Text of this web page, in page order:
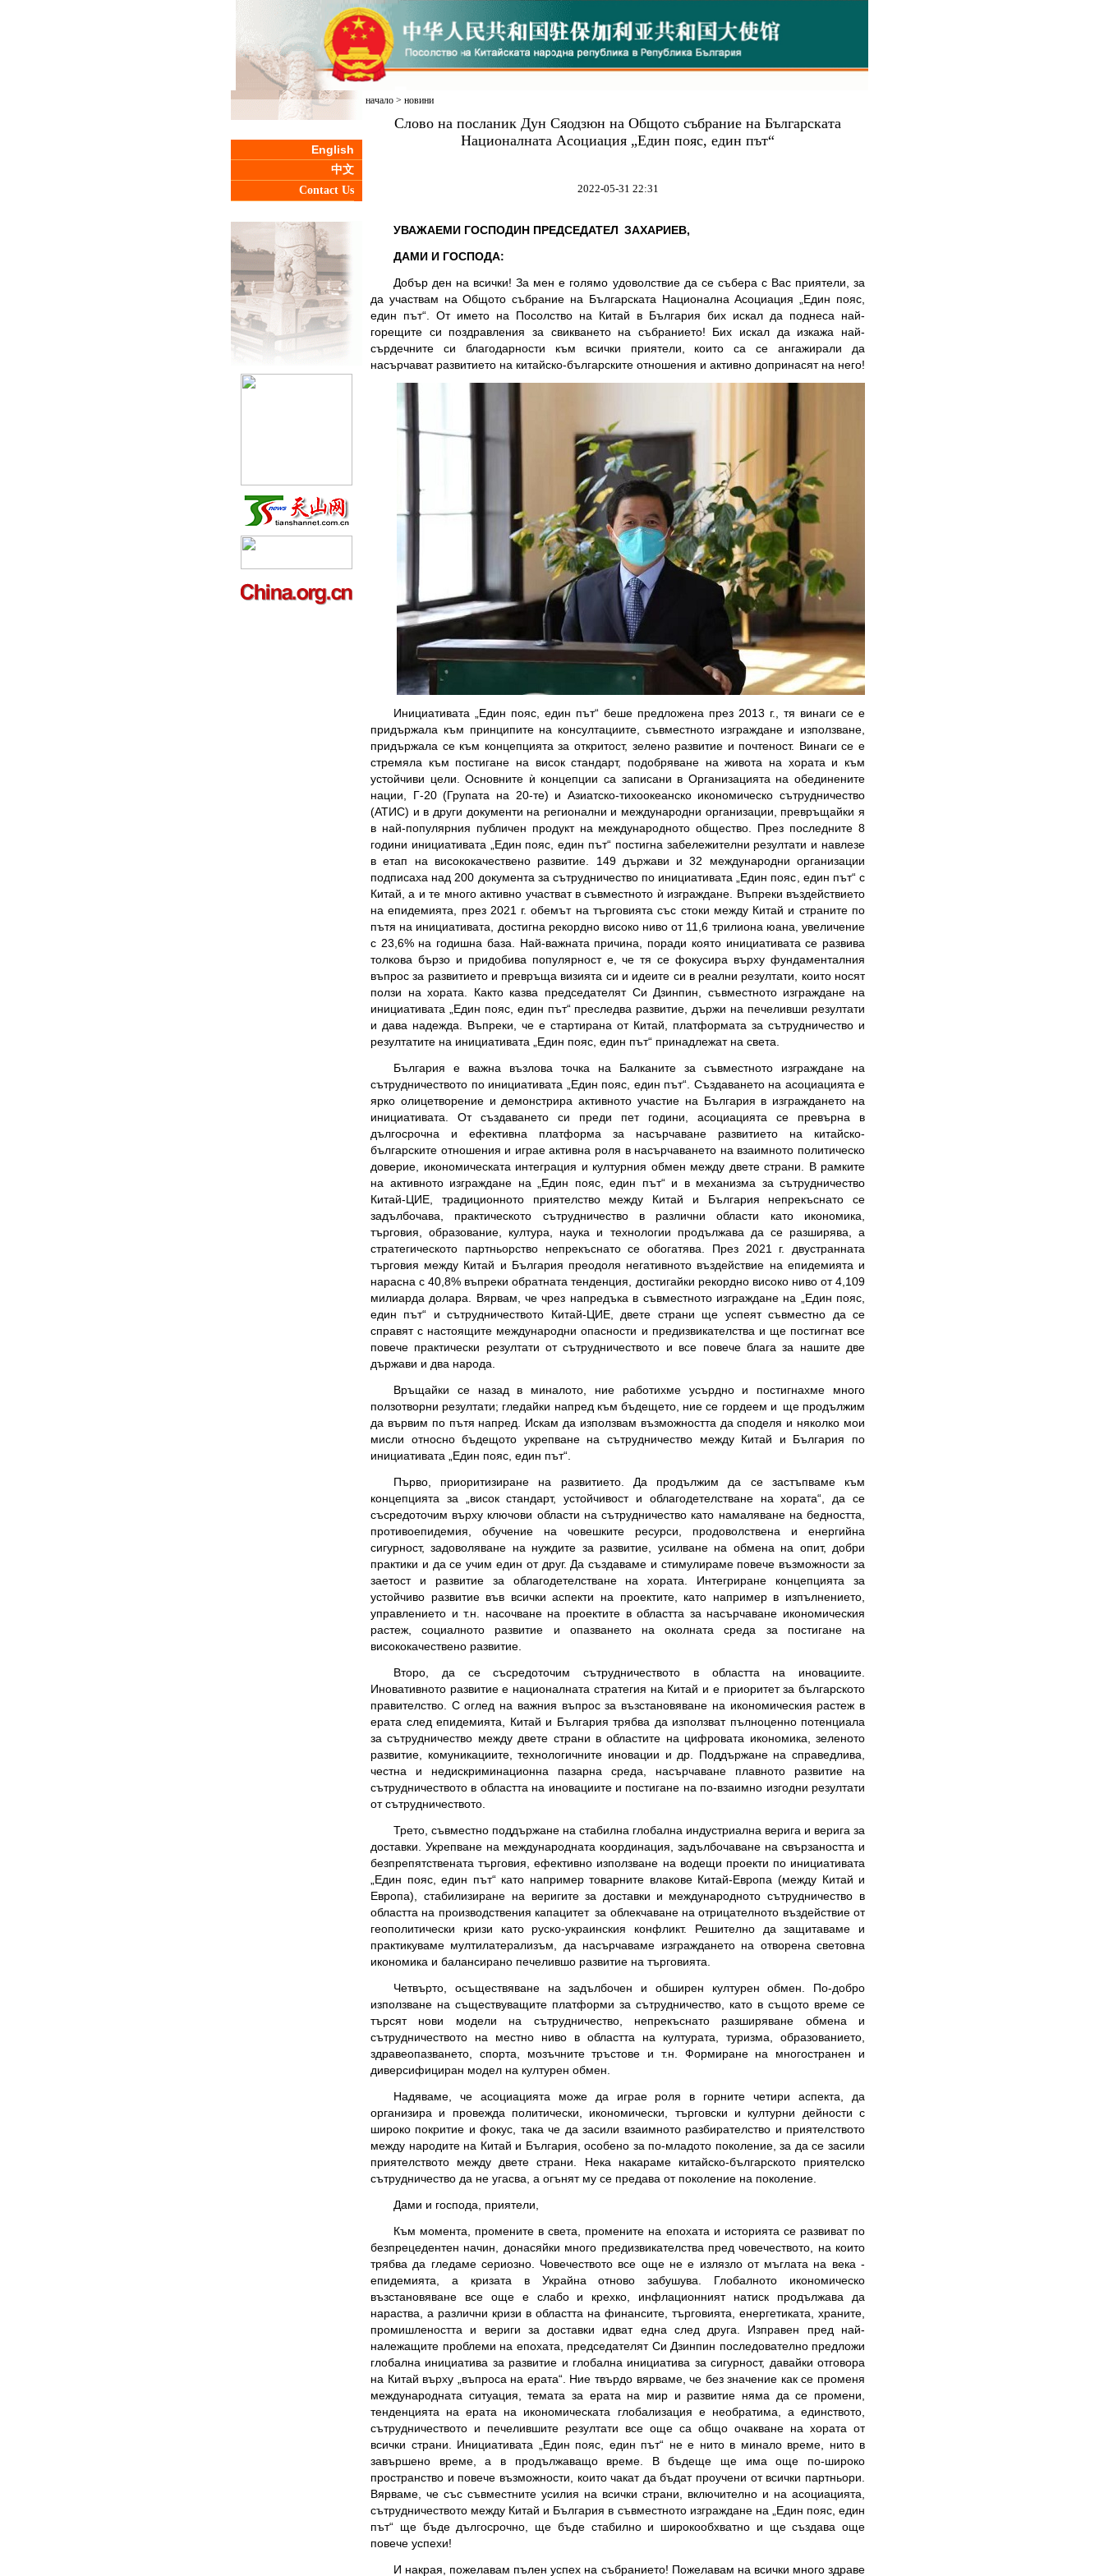
English
中文
Contact Us
начало > новини
Слово на посланик Дун Сяодзюн на Общото събрание на Българската
Националната Асоциация „Един пояс, един път“
2022-05-31 22:31
УВАЖАЕМИ ГОСПОДИН ПРЕДСЕДАТЕЛ ЗАХАРИЕВ,
ДАМИ И ГОСПОДА:
Добър ден на всички! За мен е голямо удоволствие да се събера с Вас приятели, за
да участвам на Общото събрание на Българската Национална Асоциация „Един пояс,
един път“. От името на Посолство на Китай в България бих искал да поднеса най-
горещите си поздравления за свикването на събранието! Бих искал да изкажа най-
сърдечните си благодарности към всички приятели, които са се ангажирали да
насърчават развитието на китайско-българските отношения и активно допринасят на него!
Инициативата „Един пояс, един път“ беше предложена през 2013 г., тя винаги се е
придържала към принципите на консултациите, съвместното изграждане и използване,
придържала се към концепцията за откритост, зелено развитие и почтеност. Винаги се е
стремяла към постигане на висок стандарт, подобряване на живота на хората и към
устойчиви цели. Основните ѝ концепции са записани в Организацията на обединените
нации, Г-20 (Групата на 20-те) и Азиатско-тихоокеанско икономическо сътрудничество
(АТИС) и в други документи на регионални и международни организации, превръщайки я
в най-популярния публичен продукт на международното общество. През последните 8
години инициативата „Един пояс, един път“ постигна забележителни резултати и навлезе
в етап на висококачествено развитие. 149 държави и 32 международни организации
подписаха над 200 документа за сътрудничество по инициативата „Един пояс, един път“ с
Китай, а и те много активно участват в съвместното ѝ изграждане. Въпреки въздействието
на епидемията, през 2021 г. обемът на търговията със стоки между Китай и страните по
пътя на инициативата, достигна рекордно високо ниво от 11,6 трилиона юана, увеличение
с 23,6% на годишна база. Най-важната причина, поради която инициативата се развива
толкова бързо и придобива популярност е, че тя се фокусира върху фундаменталния
въпрос за развитието и превръща визията си и идеите си в реални резултати, които носят
ползи на хората. Както казва председателят Си Дзинпин, съвместното изграждане на
инициативата „Един пояс, един път“ преследва развитие, държи на печеливши резултати
и дава надежда. Въпреки, че е стартирана от Китай, платформата за сътрудничество и
резултатите на инициативата „Един пояс, един път“ принадлежат на света.
България е важна възлова точка на Балканите за съвместното изграждане на
сътрудничеството по инициативата „Един пояс, един път“. Създаването на асоциацията е
ярко олицетворение и демонстрира активното участие на България в изграждането на
инициативата. От създаването си преди пет години, асоциацията се превърна в
дългосрочна и ефективна платформа за насърчаване развитието на китайско-
българските отношения и играе активна роля в насърчаването на взаимното политическо
доверие, икономическата интеграция и културния обмен между двете страни. В рамките
на активното изграждане на „Един пояс, един път“ и в механизма за сътрудничество
Китай-ЦИЕ, традиционното приятелство между Китай и България непрекъснато се
задълбочава, практическото сътрудничество в различни области като икономика,
търговия, образование, култура, наука и технологии продължава да се разширява, а
стратегическото партньорство непрекъснато се обогатява. През 2021 г. двустранната
търговия между Китай и България преодоля негативното въздействие на епидемията и
нарасна с 40,8% въпреки обратната тенденция, достигайки рекордно високо ниво от 4,109
милиарда долара. Вярвам, че чрез напредъка в съвместното изграждане на „Един пояс,
един път“ и сътрудничеството Китай-ЦИЕ, двете страни ще успеят съвместно да се
справят с настоящите международни опасности и предизвикателства и ще постигнат все
повече практически резултати от сътрудничеството и все повече блага за нашите две
държави и два народа.
Връщайки се назад в миналото, ние работихме усърдно и постигнахме много
ползотворни резултати; гледайки напред към бъдещето, ние се гордеем и ще продължим
да вървим по пътя напред. Искам да използвам възможността да споделя и няколко мои
мисли относно бъдещото укрепване на сътрудничество между Китай и България по
инициативата „Един пояс, един път“.
Първо, приоритизиране на развитието. Да продължим да се застъпваме към
концепцията за „висок стандарт, устойчивост и облагодетелстване на хората“, да се
съсредоточим върху ключови области на сътрудничество като намаляване на бедността,
противоепидемия, обучение на човешките ресурси, продоволствена и енергийна
сигурност, задоволяване на нуждите за развитие, усилване на обмена на опит, добри
практики и да се учим един от друг. Да създаваме и стимулираме повече възможности за
заетост и развитие за облагодетелстване на хората. Интегриране концепцията за
устойчиво развитие във всички аспекти на проектите, като например в изпълнението,
управлението и т.н. насочване на проектите в областта за насърчаване икономическия
растеж, социалното развитие и опазването на околната среда за постигане на
висококачествено развитие.
Второ, да се съсредоточим сътрудничеството в областта на иновациите.
Иновативното развитие е националната стратегия на Китай и е приоритет за българското
правителство. С оглед на важния въпрос за възстановяване на икономическия растеж в
ерата след епидемията, Китай и България трябва да използват пълноценно потенциала
за сътрудничество между двете страни в областите на цифровата икономика, зеленото
развитие, комуникациите, технологичните иновации и др. Поддържане на справедлива,
честна и недискриминационна пазарна среда, насърчаване плавното развитие на
сътрудничеството в областта на иновациите и постигане на по-взаимно изгодни резултати
от сътрудничеството.
Трето, съвместно поддържане на стабилна глобална индустриална верига и верига за
доставки. Укрепване на международната координация, задълбочаване на свързаността и
безпрепятствената търговия, ефективно използване на водещи проекти по инициативата
„Един пояс, един път“ като например товарните влакове Китай-Европа (между Китай и
Европа), стабилизиране на веригите за доставки и международното сътрудничество в
областта на производствения капацитет за облекчаване на отрицателното въздействие от
геополитически кризи като руско-украинския конфликт. Решително да защитаваме и
практикуваме мултилатерализъм, да насърчаваме изграждането на отворена световна
икономика и балансирано печелившо развитие на търговията.
Четвърто, осъществяване на задълбочен и обширен културен обмен. По-добро
използване на съществуващите платформи за сътрудничество, като в същото време се
търсят нови модели на сътрудничество, непрекъснато разширяване обмена и
сътрудничеството на местно ниво в областта на културата, туризма, образованието,
здравеопазването, спорта, мозъчните тръстове и т.н. Формиране на многостранен и
диверсифициран модел на културен обмен.
Надяваме, че асоциацията може да играе роля в горните четири аспекта, да
организира и провежда политически, икономически, търговски и културни дейности с
широко покритие и фокус, така че да засили взаимното разбирателство и приятелството
между народите на Китай и България, особено за по-младото поколение, за да се засили
приятелството между двете страни. Нека накараме китайско-българското приятелско
сътрудничество да не угасва, а огънят му се предава от поколение на поколение.
Дами и господа, приятели,
Към момента, промените в света, промените на епохата и историята се развиват по
безпрецедентен начин, донасяйки много предизвикателства пред човечеството, на които
трябва да гледаме сериозно. Човечеството все още не е излязло от мъглата на века -
епидемията, а кризата в Украйна отново забушува. Глобалното икономическо
възстановяване все още е слабо и крехко, инфлационният натиск продължава да
нараства, а различни кризи в областта на финансите, търговията, енергетиката, храните,
промишлеността и вериги за доставки идват една след друга. Изправен пред най-
належащите проблеми на епохата, председателят Си Дзинпин последователно предложи
глобална инициатива за развитие и глобална инициатива за сигурност, давайки отговора
на Китай върху „въпроса на ерата“. Ние твърдо вярваме, че без значение как се променя
международната ситуация, темата за ерата на мир и развитие няма да се промени,
тенденцията на ерата на икономическата глобализация е необратима, а единството,
сътрудничеството и печелившите резултати все още са общо очакване на хората от
всички страни. Инициативата „Един пояс, един път“ не е нито в минало време, нито в
завършено време, а в продължаващо време. В бъдеще ще има още по-широко
пространство и повече възможности, които чакат да бъдат проучени от всички партньори.
Вярваме, че със съвместните усилия на всички страни, включително и на асоциацията,
сътрудничеството между Китай и България в съвместното изграждане на „Един пояс, един
път“ ще бъде дългосрочно, ще бъде стабилно и широкообхватно и ще създава още
повече успехи!
И накрая, пожелавам пълен успех на събранието! Пожелавам на всички много здраве